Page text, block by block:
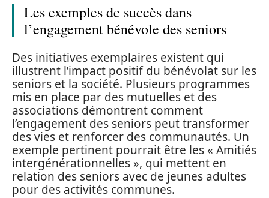
Les exemples de succès dans
l’engagement bénévole des seniors
Des initiatives exemplaires existent qui
illustrent l’impact positif du bénévolat sur les
seniors et la société. Plusieurs programmes
mis en place par des mutuelles et des
associations démontrent comment
l’engagement des seniors peut transformer
des vies et renforcer des communautés. Un
exemple pertinent pourrait être les « Amitiés
intergénérationnelles », qui mettent en
relation des seniors avec de jeunes adultes
pour des activités communes.